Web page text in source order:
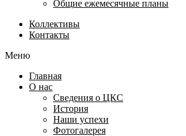
Общие ежемесячные планы
Коллективы
Контакты
Меню
Главная
О нас
Сведения о ЦКС
История
Наши успехи
Фотогалерея